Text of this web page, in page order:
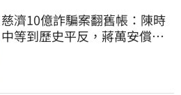
慈濟10億詐騙案翻舊帳：陳時
中等到歷史平反，蔣萬安償還